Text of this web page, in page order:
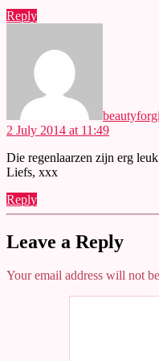
Reply
2 July 2014 at 11:49
Die regenlaarzen zijn erg
Liefs, xxx
Reply
Leave a Reply
Your email address will not